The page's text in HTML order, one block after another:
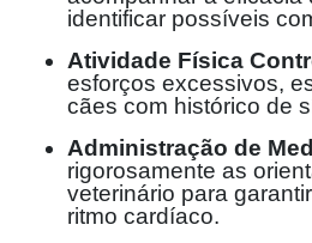
identificar possíveis
Atividade Física
esforços excessivos,
cães com histórico de
Administração de
rigorosamente as
veterinário para
ritmo cardíaco.